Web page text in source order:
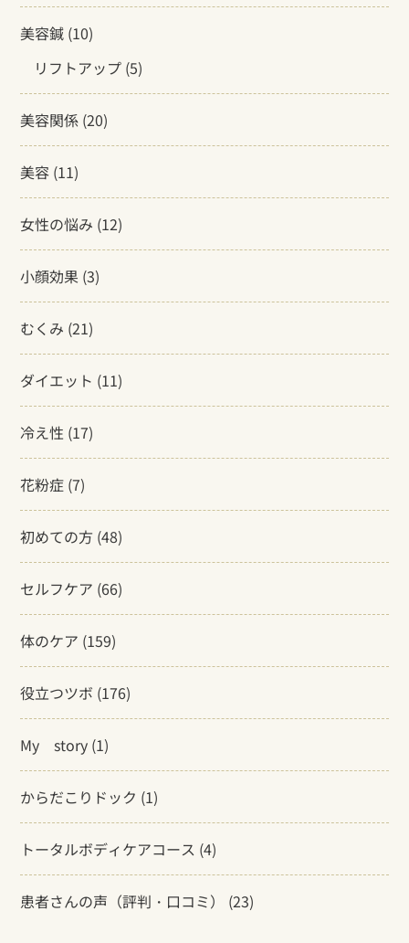
美容鍼 (10)
リフトアップ (5)
美容関係 (20)
美容 (11)
女性の悩み (12)
小顔効果 (3)
むくみ (21)
ダイエット (11)
冷え性 (17)
花粉症 (7)
初めての方 (48)
セルフケア (66)
体のケア (159)
役立つツボ (176)
My story (1)
からだこりドック (1)
トータルボディケアコース (4)
患者さんの声（評判・口コミ） (23)